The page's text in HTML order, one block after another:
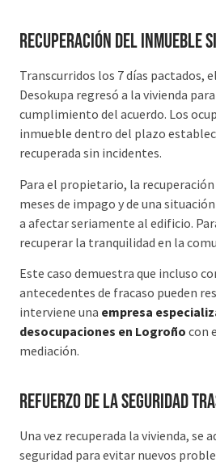
Recuperación del
Transcurridos los 7 días pactados,
Desokupa regresó a la vivienda
cumplimiento del acuerdo. Los
inmueble dentro del plazo
recuperada sin incidentes.
Para el propietario, la
meses de impago y de una
a afectar seriamente al edificio.
recuperar la tranquilidad en la
Este caso demuestra que incluso
antecedentes de fracaso pueden
interviene una empresa
desocupaciones en Logroño con
mediación.
Refuerzo de la seguridad
Una vez recuperada la vivienda, se
seguridad para evitar nuevos